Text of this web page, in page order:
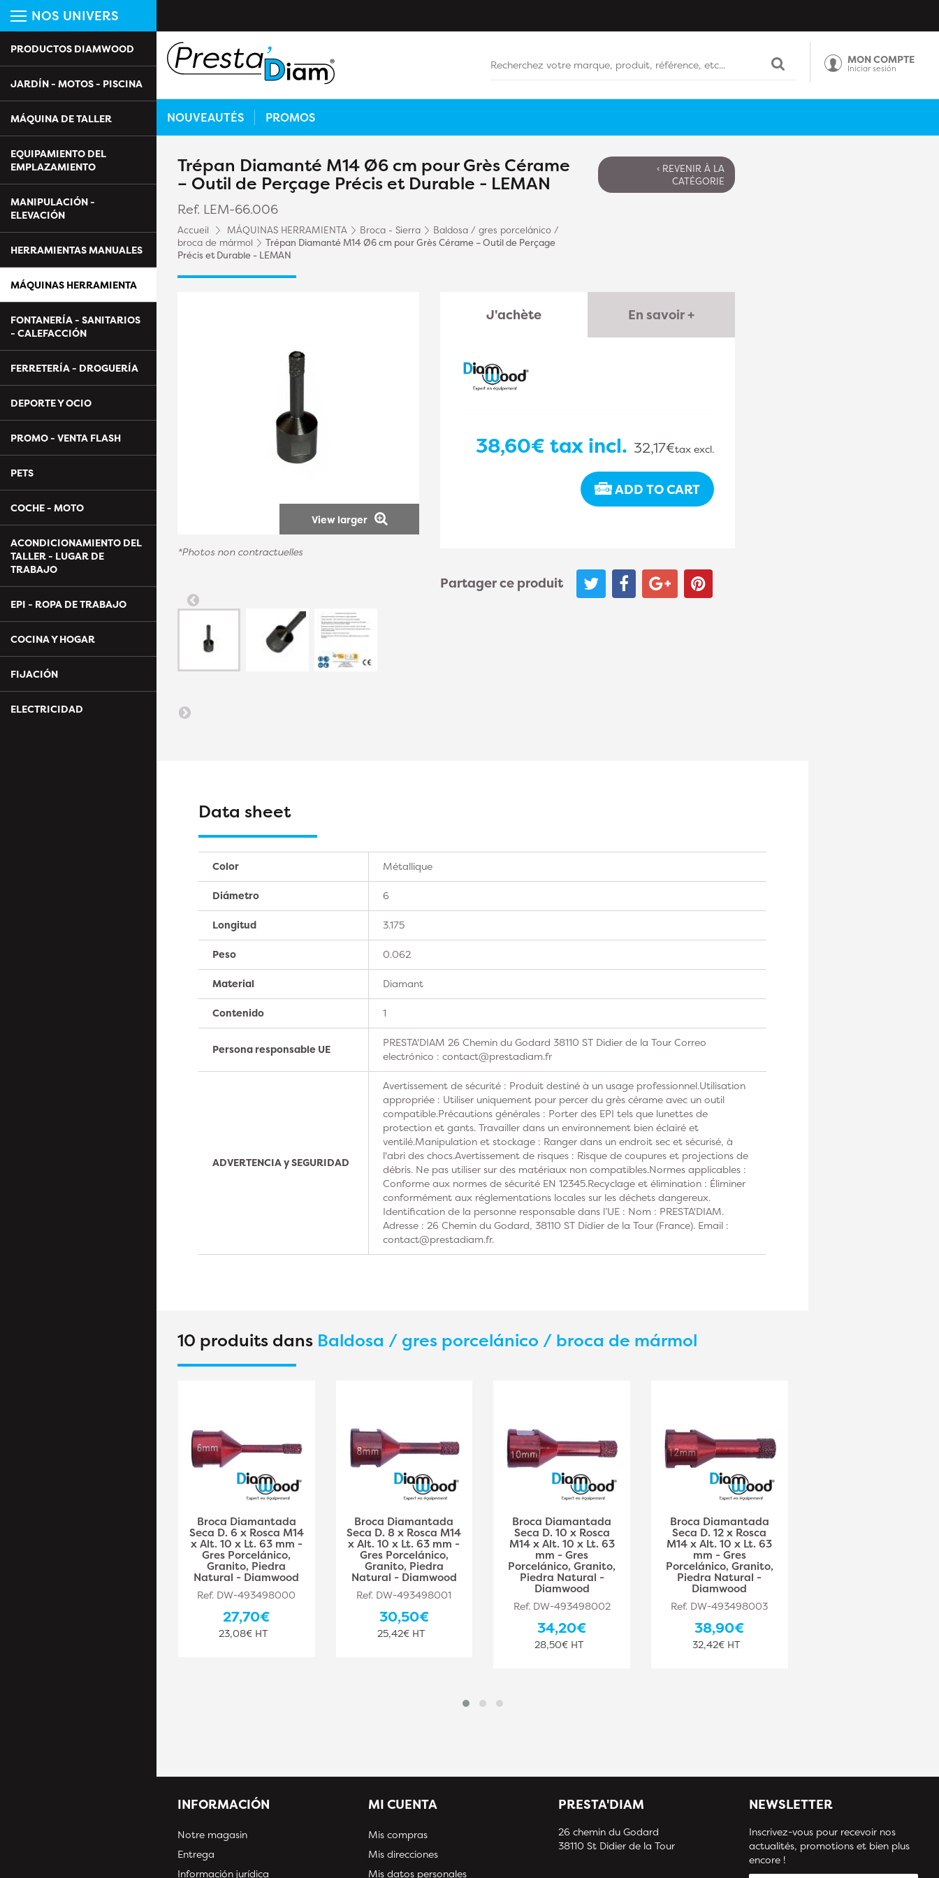
NOS UNIVERS
PRODUCTOS DIAMWOOD
JARDÍN - MOTOS - PISCINA
MÁQUINA DE TALLER
EQUIPAMIENTO DEL
EMPLAZAMIENTO
MANIPULACIÓN -
ELEVACIÓN
HERRAMIENTAS MANUALES
MÁQUINAS HERRAMIENTA
FONTANERÍA - SANITARIOS
- CALEFACCIÓN
FERRETERÍA - DROGUERÍA
DEPORTE Y OCIO
PROMO - VENTA FLASH
PETS
COCHE - MOTO
ACONDICIONAMIENTO DEL
TALLER - LUGAR DE
TRABAJO
EPI - ROPA DE TRABAJO
COCINA Y HOGAR
FIJACIÓN
ELECTRICIDAD
MON COMPTE
Iniciar sesión
NOUVEAUTÉS PROMOS
Trépan Diamanté M14 Ø6 cm pour Grès Cérame
– Outil de Perçage Précis et Durable - LEMAN
Ref. LEM-66.006
Accueil MÁQUINAS HERRAMIENTA Broca - Sierra
Baldosa / gres porcelánico /
broca de mármol
Trépan Diamanté M14 Ø6 cm pour Grès Cérame – Outil de Perçage
Précis et Durable - LEMAN
‹ REVENIR À LA
CATÉGORIE
View larger
*Photos non contractuelles
J'achète En savoir +
38,60€ tax incl. 32,17€tax excl.
ADD TO CART
Partager ce produit
Data sheet
Color Métallique
Diámetro 6
Longitud 3.175
Peso 0.062
Material Diamant
Contenido 1
Persona responsable UE
PRESTA'DIAM 26 Chemin du Godard 38110 ST Didier de la Tour Correo
electrónico : contact@prestadiam.fr
ADVERTENCIA y SEGURIDAD
Avertissement de sécurité : Produit destiné à un usage professionnel.Utilisation
appropriée : Utiliser uniquement pour percer du grès cérame avec un outil
compatible.Précautions générales : Porter des EPI tels que lunettes de
protection et gants. Travailler dans un environnement bien éclairé et
ventilé.Manipulation et stockage : Ranger dans un endroit sec et sécurisé, à
l'abri des chocs.Avertissement de risques : Risque de coupures et projections de
débris. Ne pas utiliser sur des matériaux non compatibles.Normes applicables :
Conforme aux normes de sécurité EN 12345.Recyclage et élimination : Éliminer
conformément aux réglementations locales sur les déchets dangereux.
Identification de la personne responsable dans l’UE : Nom : PRESTA'DIAM.
Adresse : 26 Chemin du Godard, 38110 ST Didier de la Tour (France). Email :
contact@prestadiam.fr.
10 produits dans Baldosa / gres porcelánico / broca de mármol
Broca Diamantada
Seca D. 6 x Rosca M14
x Alt. 10 x Lt. 63 mm -
Gres Porcelánico,
Granito, Piedra
Natural - Diamwood
Ref. DW-493498000
27,70€
23,08€ HT
Broca Diamantada
Seca D. 8 x Rosca M14
x Alt. 10 x Lt. 63 mm -
Gres Porcelánico,
Granito, Piedra
Natural - Diamwood
Ref. DW-493498001
30,50€
25,42€ HT
Broca Diamantada
Seca D. 10 x Rosca
M14 x Alt. 10 x Lt. 63
mm - Gres
Porcelánico, Granito,
Piedra Natural -
Diamwood
Ref. DW-493498002
34,20€
28,50€ HT
Broca Diamantada
Seca D. 12 x Rosca
M14 x Alt. 10 x Lt. 63
mm - Gres
Porcelánico, Granito,
Piedra Natural -
Diamwood
Ref. DW-493498003
38,90€
32,42€ HT
INFORMACIÓN
Notre magasin
Entrega
Información jurídica
MI CUENTA
Mis compras
Mis direcciones
Mis datos personales
PRESTA'DIAM
26 chemin du Godard
38110 St Didier de la Tour
NEWSLETTER
Inscrivez-vous pour recevoir nos
actualités, promotions et bien plus
encore !